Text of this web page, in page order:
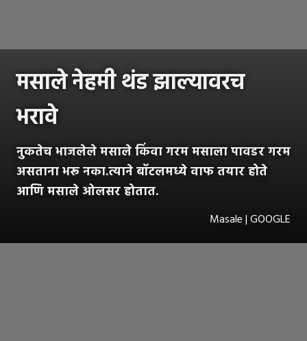
मसाले नेहमी थंड झाल्यावरच
भरावे
नुकतेच भाजलेले मसाले किंवा गरम मसाला पावडर गरम
असताना भरू नका.त्याने बॉटलमध्ये वाफ तयार होते
आणि मसाले ओलसर होतात.
Masale | GOOGLE